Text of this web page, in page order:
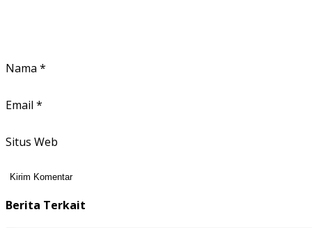
Nama *
Email *
Situs Web
Berita Terkait